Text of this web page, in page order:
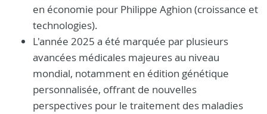
en économie pour Philippe Aghion (croissance et
technologies).
L'année 2025 a été marquée par plusieurs
avancées médicales majeures au niveau
mondial, notamment en édition génétique
personnalisée, offrant de nouvelles
perspectives pour le traitement des maladies